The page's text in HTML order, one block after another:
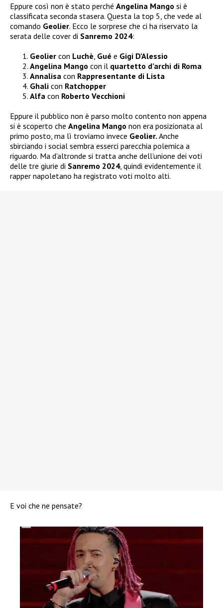
Eppure così non è stato perché Angelina Mango si è
classificata seconda stasera. Questa la top 5, che vede al
comando Geolier. Ecco le sorprese che ci ha riservato la
serata delle cover di Sanremo 2024:
Geolier con Luchè, Gué e Gigi D’Alessio
Angelina Mango con il quartetto d’archi di Roma
Annalisa con Rappresentante di Lista
Ghali con Ratchopper
Alfa con Roberto Vecchioni
Eppure il pubblico non è parso molto contento non appena
si è scoperto che Angelina Mango non era posizionata al
primo posto, ma lì troviamo invece Geolier. Anche
sbirciando i social sembra esserci parecchia polemica a
riguardo. Ma d’altronde si tratta anche dell’unione dei voti
delle tre giurie di Sanremo 2024, quindi evidentemente il
rapper napoletano ha registrato voti molto alti.
E voi che ne pensate?